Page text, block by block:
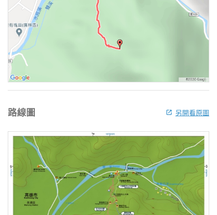
路線圖 另開看原圖